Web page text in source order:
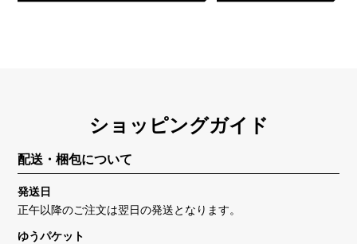
ショッピングガイド
配送・梱包について
発送日
正午以降のご注文は翌日の発送となります。
ゆうパケット